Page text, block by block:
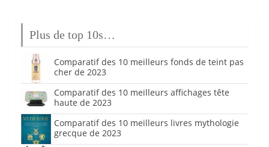
Plus de top 10s…
Comparatif des 10 meilleurs fonds de teint pas
cher de 2023
Comparatif des 10 meilleurs affichages tête
haute de 2023
Comparatif des 10 meilleurs livres mythologie
grecque de 2023